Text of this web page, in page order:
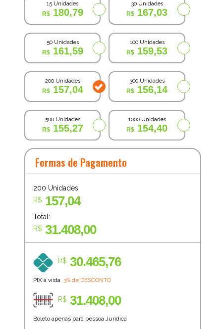
15 Unidades
180,79
30 Unidades
167,03
50 Unidades
161,59
100 Unidades
159,53
200 Unidades
157,04
300 Unidades
156,14
500 Unidades
155,27
1000 Unidades
154,40
Formas de Pagamento
200 Unidades
R$ 157,04
Total:
R$ 31.408,00
R$ 30.465,76
PIX à vista 3% de DESCONTO
R$ 31.408,00
Boleto apenas para pessoa Jurídica